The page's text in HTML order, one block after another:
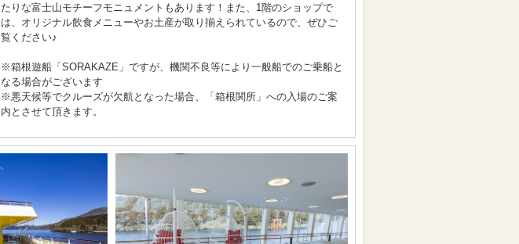
たりな富士山モチーフモニュメントもあります！また、1階のショップで
は、オリジナル飲食メニューやお土産が取り揃えられているので、ぜひご
覧ください♪
※箱根遊船「SORAKAZE」ですが、機関不良等により一般船でのご乗船と
なる場合がございます
※悪天候等でクルーズが欠航となった場合、「箱根関所」への入場のご案
内とさせて頂きます。